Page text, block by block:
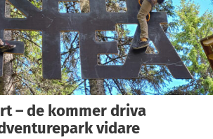
– de kommer driva
vidare